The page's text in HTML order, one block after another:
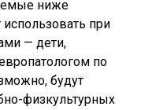
ниже
при
— дети,
по
будут
физкультурных